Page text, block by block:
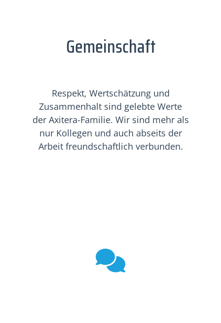
Gemeinschaft
Respekt, Wertschätzung und
Zusammenhalt sind gelebte Werte
der Axitera-Familie. Wir sind mehr als
nur Kollegen und auch abseits der
Arbeit freundschaftlich verbunden.